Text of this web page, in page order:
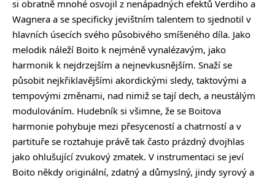
si obratně mnohé osvojil z nenápadných efektů Verdiho a
Wagnera a se specificky jevištním talentem to sjednotil v
hlavních úsecích svého působivého smíšeného díla. Jako
melodik náleží Boito k nejméně vynalézavým, jako
harmonik k nejdrzejším a nejnevkusnějším. Snaží se
působit nejkřiklavějšími akordickými sledy, taktovými a
tempovými změnami, nad nimiž se tají dech, a neustálým
modulováním. Hudebník si všimne, že se Boitova
harmonie pohybuje mezi přesyceností a chatrností a v
partituře se roztahuje právě tak často prázdný dvojhlas
jako ohlušující zvukový zmatek. V instrumentaci se jeví
Boito někdy originální, zdatný a důmyslný, jindy syrový a